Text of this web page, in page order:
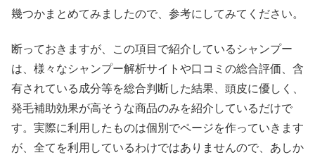
幾つかまとめてみましたので、参考にしてみてください。
断っておきますが、この項目で紹介しているシャンプー
は、様々なシャンプー解析サイトや口コミの総合評価、含
有されている成分等を総合判断した結果、頭皮に優しく、
発毛補助効果が高そうな商品のみを紹介しているだけで
す。実際に利用したものは個別でページを作っていきます
が、全てを利用しているわけではありませんので、あしか